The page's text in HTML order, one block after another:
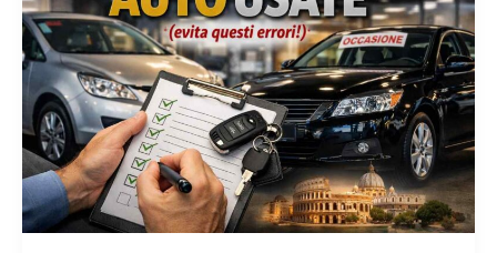
di
auto
usate
(evita
questi
errori!)